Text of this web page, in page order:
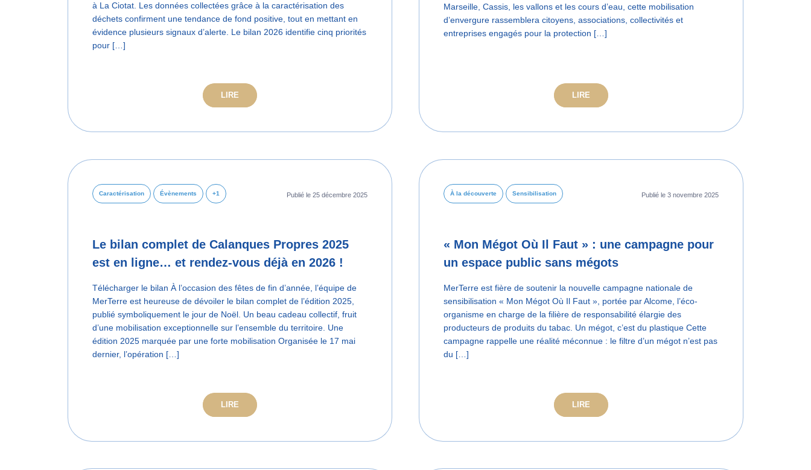
à La Ciotat. Les données collectées grâce à la caractérisation des
déchets confirment une tendance de fond positive, tout en mettant en
évidence plusieurs signaux d’alerte. Le bilan 2026 identifie cinq priorités
pour […]
LIRE
Marseille, Cassis, les vallons et les cours d’eau, cette mobilisation
d’envergure rassemblera citoyens, associations, collectivités et
entreprises engagés pour la protection […]
LIRE
Caractérisation Évènements +1 Publié le 25 décembre 2025
Le bilan complet de Calanques Propres 2025
est en ligne… et rendez-vous déjà en 2026 !
Télécharger le bilan À l’occasion des fêtes de fin d’année, l’équipe de
MerTerre est heureuse de dévoiler le bilan complet de l’édition 2025,
publié symboliquement le jour de Noël. Un beau cadeau collectif, fruit
d’une mobilisation exceptionnelle sur l’ensemble du territoire. Une
édition 2025 marquée par une forte mobilisation Organisée le 17 mai
dernier, l’opération […]
LIRE
À la découverte Sensibilisation Publié le 3 novembre 2025
« Mon Mégot Où Il Faut » : une campagne pour
un espace public sans mégots
MerTerre est fière de soutenir la nouvelle campagne nationale de
sensibilisation « Mon Mégot Où Il Faut », portée par Alcome, l’éco-
organisme en charge de la filière de responsabilité élargie des
producteurs de produits du tabac. Un mégot, c’est du plastique Cette
campagne rappelle une réalité méconnue : le filtre d’un mégot n’est pas
du […]
LIRE